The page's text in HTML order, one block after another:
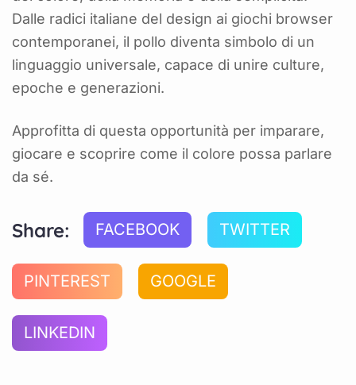
Dalle radici italiane del design ai giochi browser
contemporanei, il pollo diventa simbolo di un
linguaggio universale, capace di unire culture,
epoche e generazioni.
Approfitta di questa opportunità per imparare,
giocare e scoprire come il colore possa parlare
da sé.
Share: FACEBOOK TWITTER
PINTEREST GOOGLE
LINKEDIN